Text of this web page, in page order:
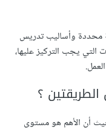
محددة وأساليب تدريس
يجب التركيز عليها،
؟
أن الأهم هو مستوى